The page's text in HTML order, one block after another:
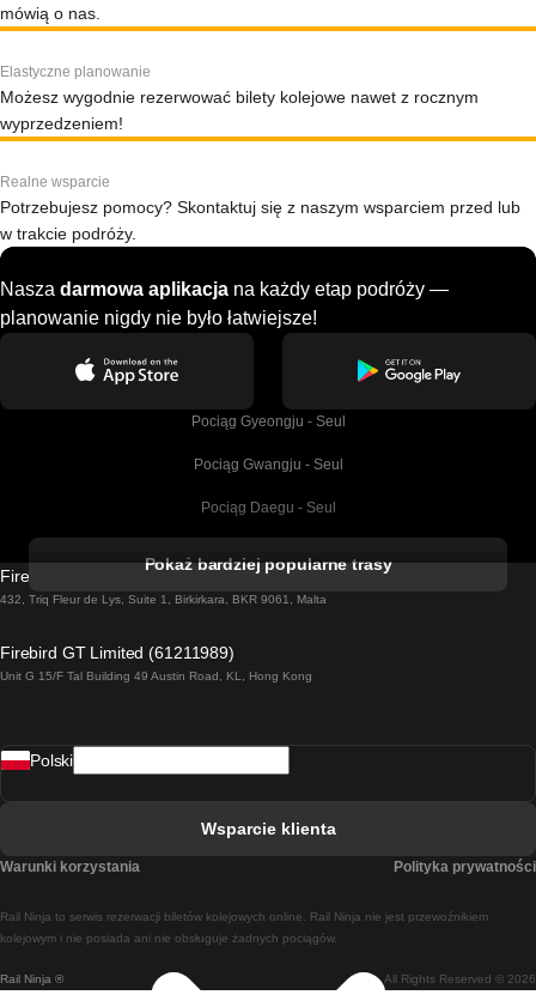
mówią o nas.
Elastyczne planowanie
Możesz wygodnie rezerwować bilety kolejowe nawet z rocznym
wyprzedzeniem!
Realne wsparcie
Potrzebujesz pomocy? Skontaktuj się z naszym wsparciem przed lub
w trakcie podróży.
Nasza darmowa aplikacja na każdy etap podróży —
planowanie nigdy nie było łatwiejsze!
Pociąg Gyeongju - Seul
Pociąg Gwangju - Seul
Pociąg Daegu - Seul
Pociąg Dublin - Galway
Pociąg Rzym - Neapol
Pociąg Madryt - Lizbona
Pociąg Madryt - Barcelona
Pokaż bardziej popularne trasy
Firebird GT Limited (OC 1451)
432, Triq Fleur de Lys, Suite 1, Birkirkara, BKR 9061, Malta
Firebird GT Limited (61211989)
Unit G 15/F Tal Building 49 Austin Road, KL, Hong Kong
Rail Ninja ® All Rights Reserved © 2026
Rail Ninja to serwis rezerwacji biletów kolejowych online. Rail Ninja nie jest przewoźnikiem
kolejowym i nie posiada ani nie obsługuje żadnych pociągów.
Polski
Wsparcie klienta
Warunki korzystania Polityka prywatności